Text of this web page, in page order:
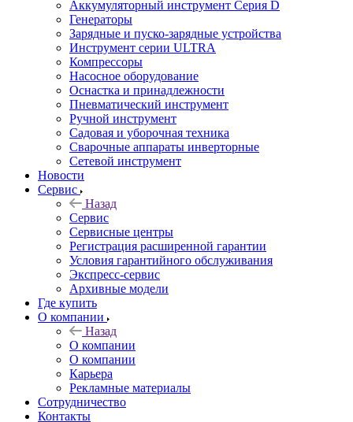
Аккумуляторный инструмент Серия D
Генераторы
Зарядные и пуско-зарядные устройства
Инструмент серии ULTRA
Компрессоры
Насосное оборудование
Оснастка и принадлежности
Пневматический инструмент
Ручной инструмент
Садовая и уборочная техника
Сварочные аппараты инверторные
Сетевой инструмент
Новости
Сервис
Назад
Сервис
Сервисные центры
Регистрация расширенной гарантии
Условия гарантийного обслуживания
Экспресс-сервис
Архивные модели
Где купить
О компании
Назад
О компании
О компании
Карьера
Рекламные материалы
Сотрудничество
Контакты